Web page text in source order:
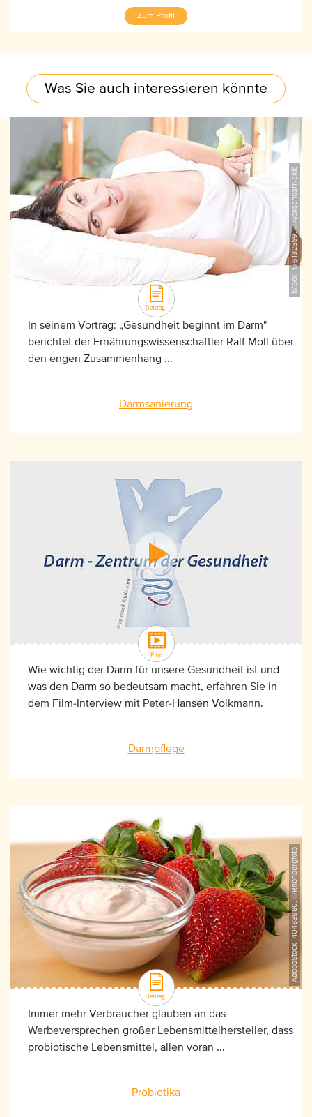
Zum Profil
Was Sie auch interessieren könnte
iStock_176132559, ©AleksandarNakic
In seinem Vortrag: „Gesundheit beginnt im Darm"
berichtet der Ernährungswissenschaftler Ralf Moll über
den engen Zusammenhang ...
Darmsanierung
Wie wichtig der Darm für unsere Gesundheit ist und
was den Darm so bedeutsam macht, erfahren Sie in
dem Film-Interview mit Peter-Hansen Volkmann.
Darmpflege
AdobeStock_40438980, ©Rhönbergfoto
Immer mehr Verbraucher glauben an das
Werbeversprechen großer Lebensmittelhersteller, dass
probiotische Lebensmittel, allen voran ...
Probiotika